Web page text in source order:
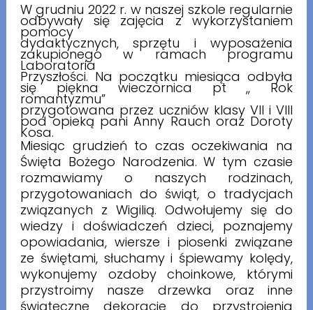
W grudniu 2022 r. w naszej szkole regularnie
odbywały się zajęcia z wykorzystaniem
pomocy
dydaktycznych, sprzętu i wyposażenia
zakupionego w ramach programu
Laboratoria
Przyszłości. Na początku miesiąca odbyła
się piękna wieczornica pt ,, Rok
romantyzmu”
przygotowana przez uczniów klasy VII i VIII
pod opieką pani Anny Rauch oraz Doroty
Kosa.
Miesiąc grudzień to czas oczekiwania na
Święta Bożego Narodzenia. W tym czasie
rozmawiamy o naszych rodzinach,
przygotowaniach do świąt, o tradycjach
związanych z Wigilią. Odwołujemy się do
wiedzy i doświadczeń dzieci, poznajemy
opowiadania, wiersze i piosenki związane
ze świętami, słuchamy i śpiewamy kolędy,
wykonujemy ozdoby choinkowe, którymi
przystroimy nasze drzewka oraz inne
świąteczne dekoracje do przystrojenia